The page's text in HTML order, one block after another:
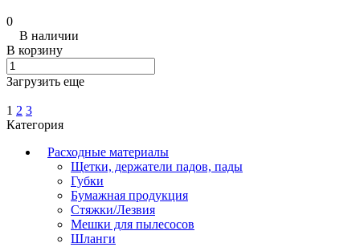
0
В наличии
В корзину
Загрузить еще
1 2 3
Категория
Расходные материалы
Щетки, держатели падов, пады
Губки
Бумажная продукция
Стяжки/Лезвия
Мешки для пылесосов
Шланги